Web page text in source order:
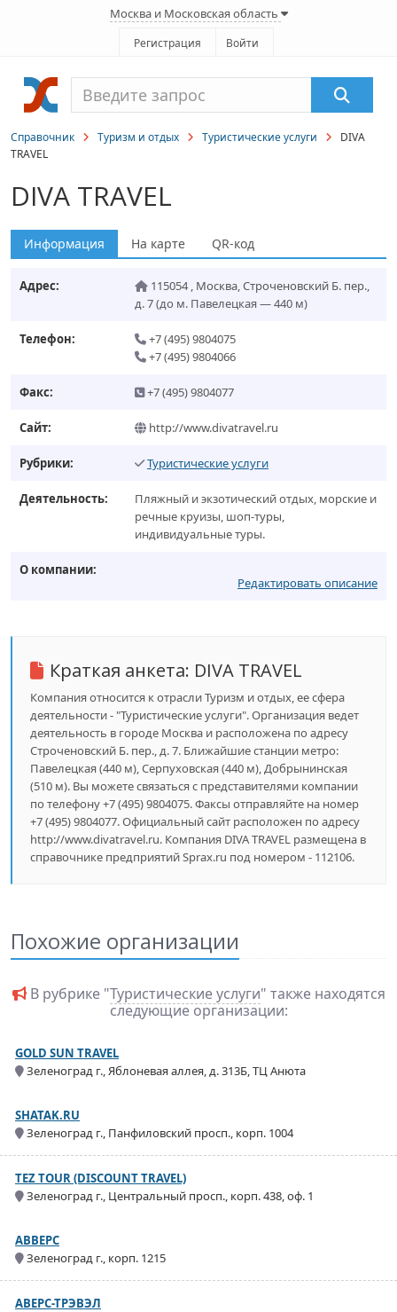
Москва и Московская область
Регистрация Войти
Справочник Туризм и отдых Туристические услуги
DIVA
TRAVEL
DIVA TRAVEL
Информация На карте QR-код
Адрес: 115054, Москва,Строченовский Б. пер.,
д. 7(до м. Павелецкая — 440 м)
Телефон:
+7 (495) 9804075
+7 (495) 9804066
Факс: +7 (495) 9804077
Сайт: http://www.divatravel.ru
Рубрики: Туристические услуги
Деятельность:
Пляжный и экзотический отдых, морские и
речные круизы, шоп-туры,
индивидуальные туры.
О компании:
Редактировать описание
Краткая анкета: DIVA TRAVEL
Компания относится к отрасли Туризм и отдых, ее сфера
деятельности - "Туристические услуги". Организация ведет
деятельность в городе Москва и расположена по адресу
Строченовский Б. пер., д. 7. Ближайшие станции метро:
Павелецкая (440 м), Серпуховская (440 м), Добрынинская
(510 м). Вы можете связаться с представителями компании
по телефону +7 (495) 9804075. Факсы отправляйте на номер
+7 (495) 9804077. Официальный сайт расположен по адресу
http://www.divatravel.ru. Компания DIVA TRAVEL размещена в
справочнике предприятий Sprax.ru под номером - 112106.
Похожие организации
В рубрике "Туристические услуги" также находятся
следующие организации:
GOLD SUN TRAVEL
Зеленоград г., Яблоневая аллея, д. 313Б, ТЦ Анюта
SHATAK.RU
Зеленоград г., Панфиловский просп., корп. 1004
TEZ TOUR (DISCOUNT TRAVEL)
Зеленоград г., Центральный просп., корп. 438, оф. 1
АВВЕРС
Зеленоград г., корп. 1215
АВЕРС-ТРЭВЭЛ